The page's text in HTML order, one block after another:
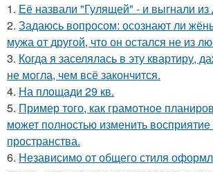
1. Её назвали "Гулящей" - и выгнали из
2. Задаюсь вопросом: осознают ли
мужа от другой, что он остался не из
3. Когда я заселялась в эту квартиру,
не могла, чем всё закончится.
4. На площади 29 кв.
5. Пример того, как грамотное
может полностью изменить
пространства.
6. Независимо от общего стиля